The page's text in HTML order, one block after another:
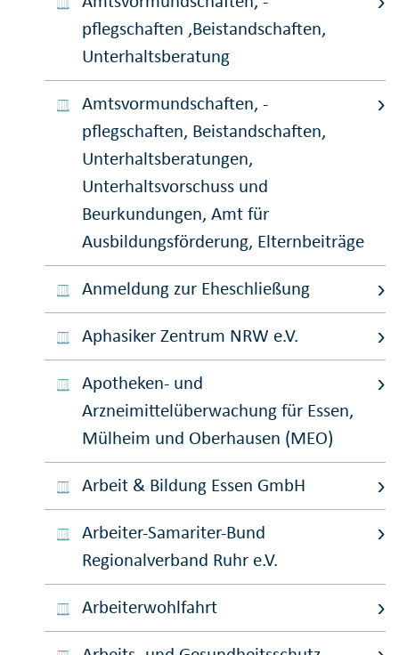
pflegschaften ,Beistandschaften,
Unterhaltsberatung
Amtsvormundschaften, -
pflegschaften, Beistandschaften,
Unterhaltsberatungen,
Unterhaltsvorschuss und
Beurkundungen, Amt für
Ausbildungsförderung, Elternbeiträge
Anmeldung zur Eheschließung
Aphasiker Zentrum NRW e.V.
Apotheken- und
Arzneimittelüberwachung für Essen,
Mülheim und Oberhausen (MEO)
Arbeit & Bildung Essen GmbH
Arbeiter-Samariter-Bund
Regionalverband Ruhr e.V.
Arbeiterwohlfahrt